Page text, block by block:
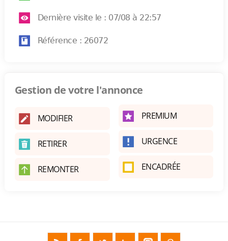
Dernière visite le : 07/08 à 22:57
Référence : 26072
Gestion de votre l'annonce
MODIFIER
RETIRER
REMONTER
PREMIUM
URGENCE
ENCADRÉE